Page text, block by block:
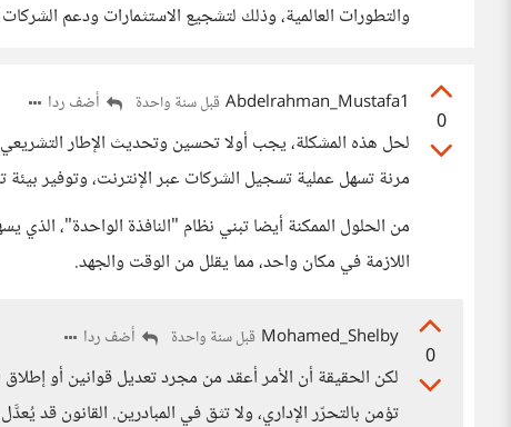
والتطورات العالمية، وذلك لتشجيع الاستثمارات ودعم
0
Abdelrahman_Mustafa1 قبل سنة واحدة أضف ردا
لحل هذه المشكلة، يجب أولا تحسين وتحديث الإطار التشريعي
مرنة تسهل عملية تسجيل الشركات عبر الإنترنت، وتوفير بيئة
من الحلول الممكنة أيضا تبني نظام "النافذة الواحدة"،
اللازمة في مكان واحد، مما يقلل من الوقت والجهد.
0
Mohamed_Shelby قبل سنة واحدة أضف ردا
لكن الحقيقة أن الأمر أعقد من مجرد تعديل قوانين أو
تؤمن بالتحرّر الإداري، ولا تثق في المبادرين. القانون